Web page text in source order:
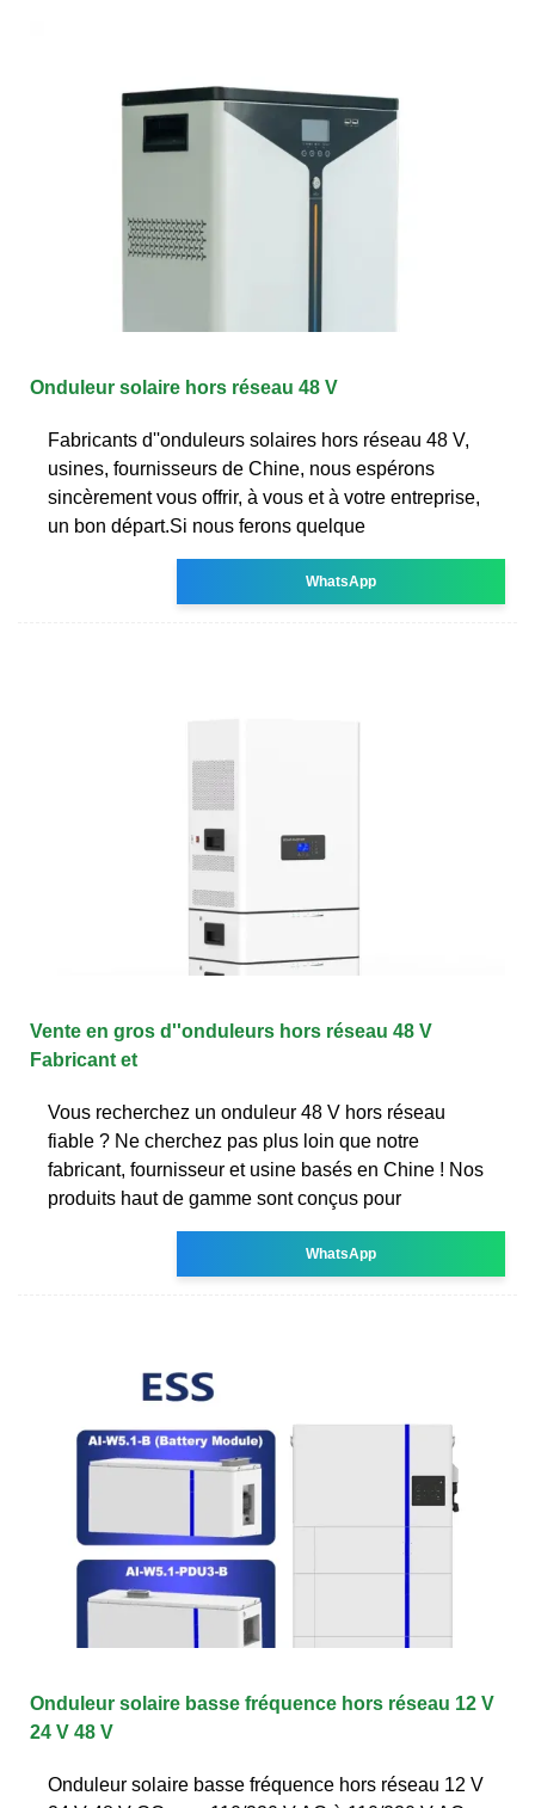
Onduleur solaire hors réseau 48 V
Fabricants d''onduleurs solaires hors réseau 48 V,
usines, fournisseurs de Chine, nous espérons
sincèrement vous offrir, à vous et à votre entreprise,
un bon départ.Si nous ferons quelque
WhatsApp
Vente en gros d''onduleurs hors réseau 48 V
Fabricant et
Vous recherchez un onduleur 48 V hors réseau
fiable ? Ne cherchez pas plus loin que notre
fabricant, fournisseur et usine basés en Chine ! Nos
produits haut de gamme sont conçus pour
WhatsApp
Onduleur solaire basse fréquence hors réseau 12 V
24 V 48 V
Onduleur solaire basse fréquence hors réseau 12 V